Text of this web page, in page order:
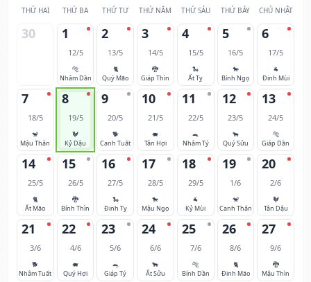
THỨ HAI THỨ BA THỨ TƯ THỨ NĂM THỨ SÁU THỨ BẢY CHỦ NHẬT
30 1
12/5
🐅
Nhâm Dần
2
13/5
🐈
Quý Mão
3
14/5
🐉
Giáp Thìn
4
15/5
🐍
Ất Tỵ
5
16/5
🐎
Bính Ngọ
6
17/5
🐐
Đinh Mùi
7
18/5
🐒
Mậu Thân
8
19/5
🐓
Kỷ Dậu
9
20/5
🐕
Canh Tuất
10
21/5
🐖
Tân Hợi
11
22/5
🐀
Nhâm Tý
12
23/5
🐂
Quý Sửu
13
24/5
🐅
Giáp Dần
14
25/5
🐈
Ất Mão
15
26/5
🐉
Bính Thìn
16
27/5
🐍
Đinh Tỵ
17
28/5
🐎
Mậu Ngọ
18
29/5
🐐
Kỷ Mùi
19
1/6
🐒
Canh Thân
20
2/6
🐓
Tân Dậu
21
3/6
🐕
Nhâm Tuất
22
4/6
🐖
Quý Hợi
23
5/6
🐀
Giáp Tý
24
6/6
🐂
Ất Sửu
25
7/6
🐅
Bính Dần
26
8/6
🐈
Đinh Mão
27
9/6
🐉
Mậu Thìn